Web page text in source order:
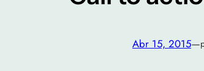
Abr 15, 2015—